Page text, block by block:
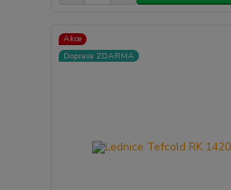
Akce
Doprava ZDARMA